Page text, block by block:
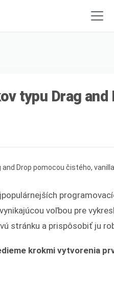
typu Drag
voľbou pre
stránku a prispôsobiť ju
krokmi vytvorenia